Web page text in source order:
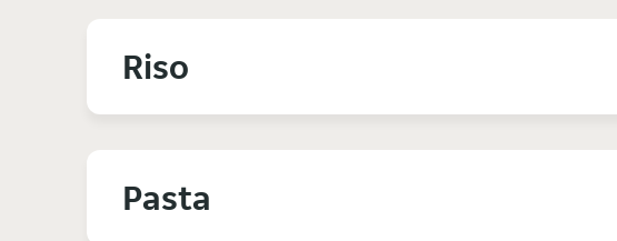
Riso
Pasta